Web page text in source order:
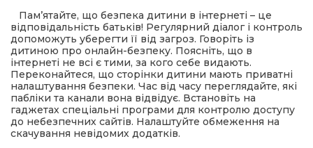
Пам’ятайте, що безпека дитини в інтернеті – це
відповідальність батьків! Регулярний діалог і контроль
допоможуть уберегти її від загроз. Говоріть із
дитиною про онлайн-безпеку. Поясніть, що в
інтернеті не всі є тими, за кого себе видають.
Переконайтеся, що сторінки дитини мають приватні
налаштування безпеки. Час від часу переглядайте, які
пабліки та канали вона відвідує. Встановіть на
гаджетах спеціальні програми для контролю доступу
до небезпечних сайтів. Налаштуйте обмеження на
скачування невідомих додатків.